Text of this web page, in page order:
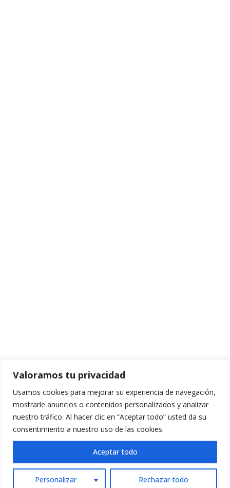
Valoramos tu privacidad
Usamos cookies para mejorar su experiencia de navegación,
mostrarle anuncios o contenidos personalizados y analizar
nuestro tráfico. Al hacer clic en “Aceptar todo” usted da su
consentimiento a nuestro uso de las cookies.
Personalizar Rechazar todo
Aceptar todo